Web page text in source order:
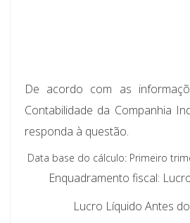
De acordo com as
Contabilidade da Companhia
responda à questão.
 Data base do cálculo: Primeiro
 Enquadramento fiscal:
 Lucro Líquido Antes